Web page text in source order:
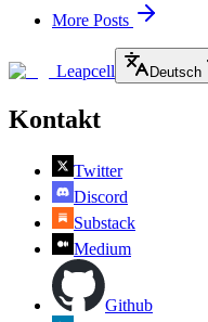
More Posts
Leapcell Deutsch
Kontakt
Twitter
Discord
Substack
Medium
Github